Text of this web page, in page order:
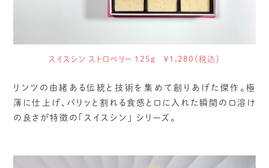
スイスシン ストロベリー 125g ￥1,280（税込）
リンツの由緒ある伝統と技術を集めて創りあげた傑作。極
薄に仕上げ、パリッと割れる食感と口に入れた瞬間の口溶け
の良さが特徴の「スイスシン」 シリーズ。